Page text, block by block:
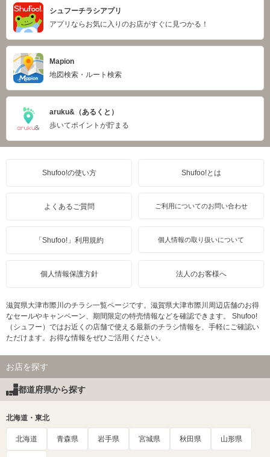
シュフーチラシアプリ
アプリならお気に入りのお店がすぐに見つかる！
Mapion
地図検索・ルート検索
aruku&（あるくと）
歩いてポイントが貯まる
Shufoo!の使い方 Shufoo!とは
よくあるご質問 ご利用についてのお問い合わせ
「Shufoo!」利用規約 個人情報の取り扱いについて
個人情報保護方針 法人のお客様へ
滋賀県大津市際川のチラシ一覧ページです。滋賀県大津市際川周辺店舗のお得
なセールやキャンペーン、期間限定の特売情報などを確認できます。 Shufoo!
（シュフー）ではお近くの店舗で使える最新のチラシ情報を、手軽にご確認い
ただけます。お得な情報をぜひご活用ください。
お店を探す
都道府県から探す
北海道・東北
北海道 青森県 岩手県 宮城県 秋田県 山形県